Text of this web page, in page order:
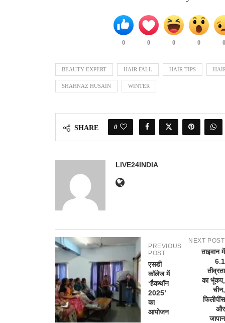
0 0 0 0
BEAUTY EXPERT HAIR FALL HAIR TIPS
SHAHNAZ HUSAIN WINTER
SHARE 0
LIVE24INDIA
PREVIOUS
POST
एसडी
कॉलेज में
‘हैकथॉन
2025’
का
आयोजन
NEXT POST
ताइवान में
6.1
तीव्रता
का भूंकप,
चीन,
फिलीपींस
और
जापान